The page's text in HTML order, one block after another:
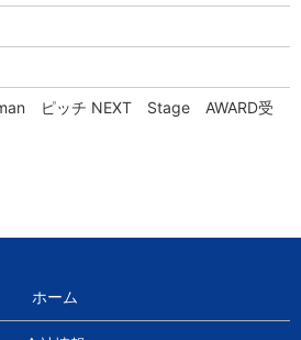
ピッチ NEXT Stage AWARD受
ホーム